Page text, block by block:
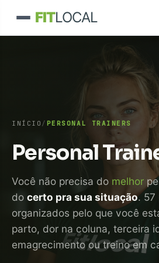
FITLOCAL
INÍCIO / PERSONAL TRAINERS
Personal
Você não precisa do melhor
do certo pra sua situação. 57
organizados pelo que você
parto, dor na coluna, terceira
emagrecimento ou treino em